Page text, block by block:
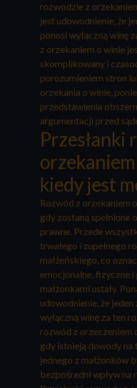
rozwodzie z
jest udowodnienie, że
ponosi wyłączną winę
z orzekaniem o winie
skomplikowany i
porozumieniem stron
orzekania o winie,
przedstawienia
argumentacji przed
Przesłanki
kiedy jest
Rozwód z orzekaniem
gdy zostaną spełnione
prawne. Przede
trwałego i zupełnego
małżeńskiego, co
emocjonalne, fizyczne
małżonkami ustały.
udowodnienie, że jeden
wyłączną winę za ten
rozwód z orzeczeniem
gdy istnieją dowody na
jednego z małżonków
bezpośredni wpływ na